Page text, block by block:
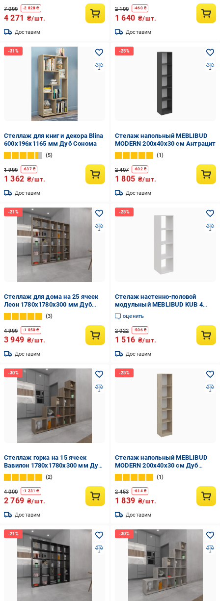
7 099 -2 828 ₴
4 271 ₴/шт.
Доставим
2 100 -460₴
1 640 ₴/шт.
Доставим
Стеллаж для книг и декора Blina
600х196х1165 мм Дуб Сонома
5
1 999 -637₴
1 362 ₴/шт.
Доставим
Стелаж напольный MEBLIBUD
MODERN 200х40х30 см Антрацит
1
2 407 -602₴
1 805 ₴/шт.
Доставим
Стеллаж для дома на 25 ячеек
Леон 1780х1780х300 мм Дуб
Сонома
3
4 999 -1 050 ₴
3 949 ₴/шт.
Доставим
Стелаж настенно-половой
модульный MEBLIBUD KUB 4
секции Белый
оценить
2 022 -506₴
1 516 ₴/шт.
Доставим
Стеллаж горка на 15 ячеек
Вавилон 1780х1780х300 мм Дуб
Сонома
2
4 000 -1 231 ₴
2 769 ₴/шт.
Доставим
Стелаж напольный MEBLIBUD
MODERN 200х40х30 см Дуб
сонома
1
2 453 -614₴
1 839 ₴/шт.
Доставим